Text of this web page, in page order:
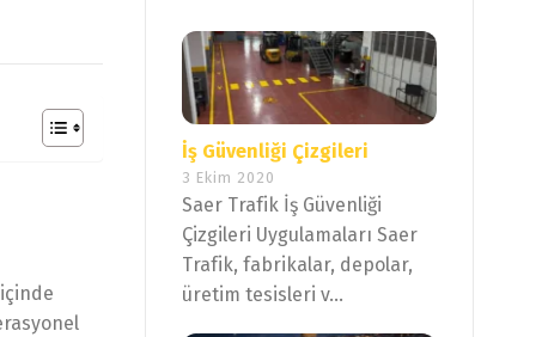
İş Güvenliği Çizgileri
3 Ekim 2020
Saer Trafik İş Güvenliği
Çizgileri Uygulamaları Saer
Trafik, fabrikalar, depolar,
üretim tesisleri v...